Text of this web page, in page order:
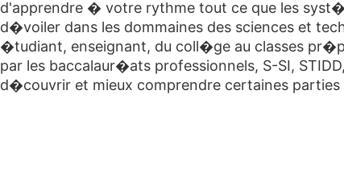
d'apprendre � votre rythme tout ce que les
d�voiler dans les dommaines des sciences et
�tudiant, enseignant, du coll�ge au classes
par les baccalaur�ats professionnels, S-SI,
d�couvrir et mieux comprendre certaines